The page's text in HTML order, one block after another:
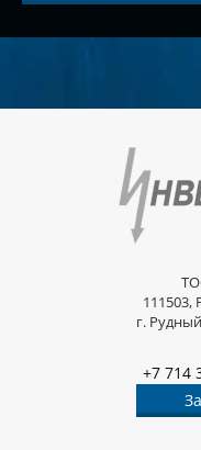
111503,
г.
+7 714